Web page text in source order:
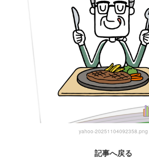
yahoo-20251104092358.png
記事へ戻る